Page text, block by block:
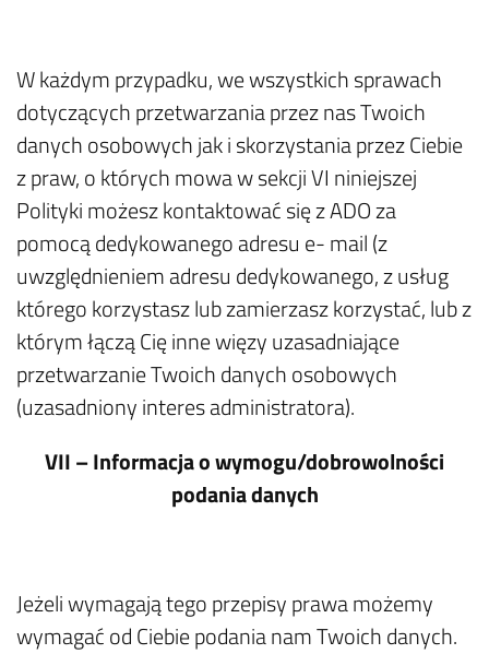
W każdym przypadku, we wszystkich sprawach
dotyczących przetwarzania przez nas Twoich
danych osobowych jak i skorzystania przez Ciebie
z praw, o których mowa w sekcji VI niniejszej
Polityki możesz kontaktować się z ADO za
pomocą dedykowanego adresu e- mail (z
uwzględnieniem adresu dedykowanego, z usług
którego korzystasz lub zamierzasz korzystać, lub z
którym łączą Cię inne więzy uzasadniające
przetwarzanie Twoich danych osobowych
(uzasadniony interes administratora).
VII – Informacja o wymogu/dobrowolności
podania danych
Jeżeli wymagają tego przepisy prawa możemy
wymagać od Ciebie podania nam Twoich danych.